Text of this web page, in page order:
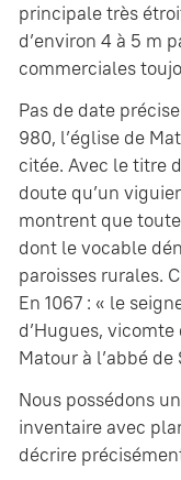
principale très
d’environ 4 à 5 m
commerciales
Pas de date
980, l’église de
citée. Avec le titre
doute qu’un
montrent que
dont le vocable
paroisses rurales.
En 1067 : « le
d’Hugues,
Matour à l’abbé
Nous possédons
inventaire avec
décrire